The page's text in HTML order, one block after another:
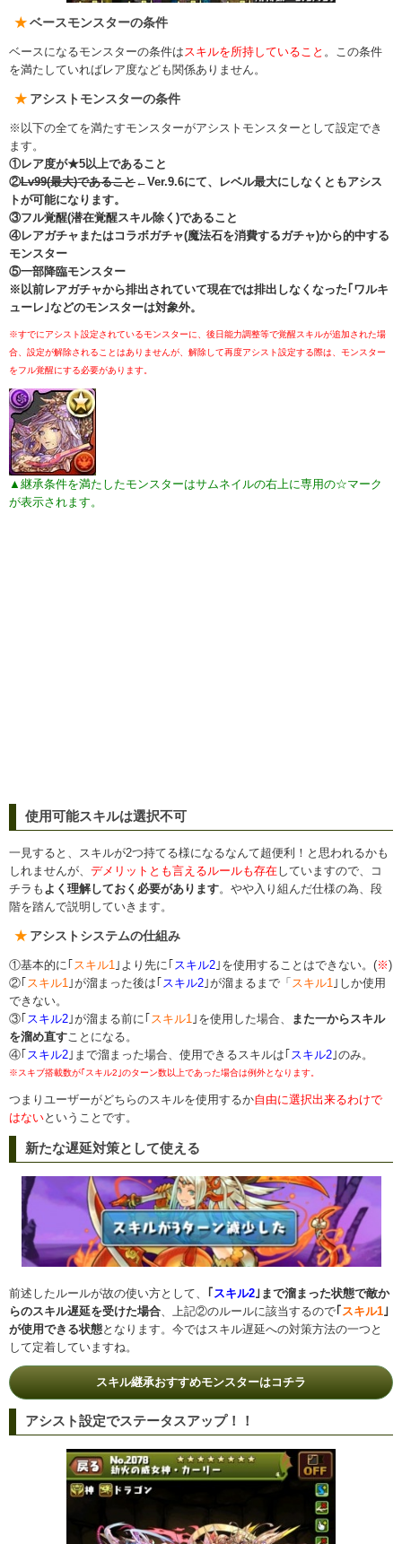
ベースモンスターの条件
ベースになるモンスターの条件は スキルを所持していること 。この条件
を満たしていればレア度なども関係ありません。
アシストモンスターの条件
※以下の全てを満たすモンスターがアシストモンスターとして設定でき
ます。
①レア度が★5以上であること
②Lv99(最大)であること←Ver.9.6にて、レベル最大にしなくともアシス
トが可能になります。
③フル覚醒(潜在覚醒スキル除く)であること
④レアガチャまたはコラボガチャ(魔法石を消費するガチャ)から的中する
モンスター
⑤一部降臨モンスター
※以前レアガチャから排出されていて現在では排出しなくなった｢ワルキ
ューレ｣などのモンスターは対象外。
※すでにアシスト設定されているモンスターに、後日能力調整等で覚醒スキルが追加された場
合、設定が解除されることはありませんが、解除して再度アシスト設定する際は、モンスター
をフル覚醒にする必要があります。
▲継承条件を満たしたモンスターはサムネイルの右上に専用の☆マーク
が表示されます。
使用可能スキルは選択不可
一見すると、スキルが2つ持てる様になるなんて超便利！と思われるかも
しれませんが、 デメリットとも言えるルールも存在していますので、コ
チラも よく理解しておく必要があります。やや入り組んだ仕様の為、段
階を踏んで説明していきます。
アシストシステムの仕組み
①基本的に｢ スキル1 ｣より先に｢ スキル2 ｣を使用することはできない。(※)
②｢ スキル1 ｣が溜まった後は｢ スキル2 ｣が溜まるまで「 スキル1 ｣しか使用
できない。
③｢ スキル2 ｣が溜まる前に｢ スキル1 ｣を使用した場合、
また一からスキル
を溜め直す ことになる。
④｢ スキル2 ｣まで溜まった場合、使用できるスキルは｢ スキル2 ｣のみ。
※スキブ搭載数が｢スキル2｣のターン数以上であった場合は例外となります。
つまりユーザーがどちらのスキルを使用するか自由に選択出来るわけで
はないということです。
新たな遅延対策として使える
前述したルールが故の使い方として、 ｢ スキル2 ｣まで溜まった状態で敵か
らのスキル遅延を受けた場合 、上記②のルールに該当するので ｢ スキル1 ｣
が使用できる状態となります。今ではスキル遅延への対策方法の一つと
して定着していますね。
スキル継承おすすめモンスターはコチラ
アシスト設定でステータスアップ！！